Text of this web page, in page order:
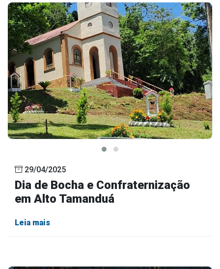
29/04/2025
Dia de Bocha e Confraternização
em Alto Tamanduá
Leia mais